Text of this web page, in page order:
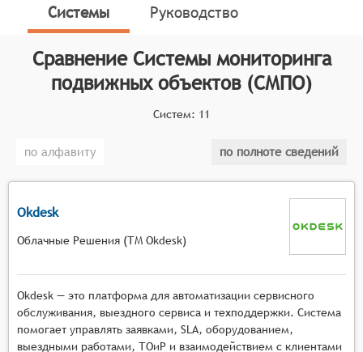
(автотранспортом, сотрудниками и т.п.) и
своевременно накапливать упорядоченную
последовательность данных о местоположении для
дальнейшего использования.
Классификатор программных продуктов Соваре
определяет конкретные функциональные критерии
на рынке Системы мониторинга подвижных
определение и фиксация координат подвижных
объектов в режиме реального времени,
карте,
регистрация и хранение истории перемещений
с задаваемой периодичностью фиксации
Системы Руководство
Сравнение Системы мониторинга
подвижных объектов (СМПО)
Систем: 11
по алфавиту по полноте сведений
Okdesk
Облачные Решения (ТМ Okdesk)
Okdesk — это платформа для автоматизации сервисного
обслуживания, выездного сервиса и техподдержки. Система
помогает управлять заявками, SLA, оборудованием,
выездными работами, ТОиР и взаимодействием с клиентами